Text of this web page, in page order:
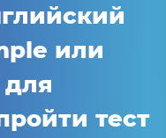
или
для
тест